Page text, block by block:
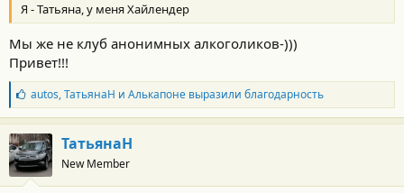
и
:
Я - Татьяна, у меня Хайлендер
Мы же не клуб анонимных алкоголиков-)))
Привет!!!
Б
л
а
г
о
д
а
autos,ТатьянаН и Алькапоневыразили благодарность
ТатьянаН
New Member